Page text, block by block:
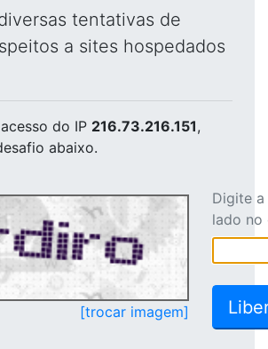
tentativas de
a sites hospedados
do IP 216.73.216.151,
abaixo.
[trocar imagem]
Digite
lado no